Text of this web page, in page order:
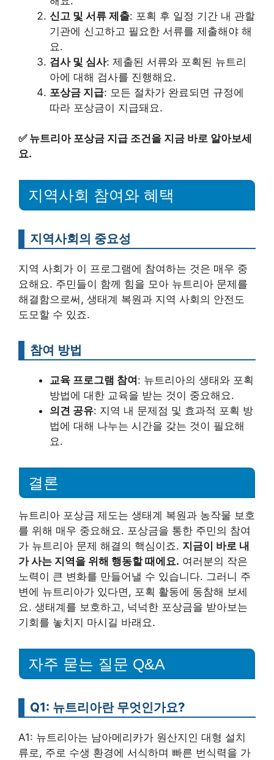
신고 및 서류 제출: 포획 후 일정 기간 내 관할
기관에 신고하고 필요한 서류를 제출해야 해
요.
검사 및 심사: 제출된 서류와 포획된 뉴트리
아에 대해 검사를 진행해요.
포상금 지급: 모든 절차가 완료되면 규정에
따라 포상금이 지급돼요.
✅ 뉴트리아 포상금 지급 조건을 지금 바로 알아보세
요.
지역사회 참여와 혜택
지역사회의 중요성
지역 사회가 이 프로그램에 참여하는 것은 매우 중
요해요. 주민들이 함께 힘을 모아 뉴트리아 문제를
해결함으로써, 생태계 복원과 지역 사회의 안전도
도모할 수 있죠.
참여 방법
교육 프로그램 참여 : 뉴트리아의 생태와 포획
방법에 대한 교육을 받는 것이 중요해요.
의견 공유: 지역 내 문제점 및 효과적 포획 방
법에 대해 나누는 시간을 갖는 것이 필요해
요.
결론
뉴트리아 포상금 제도는 생태계 복원과 농작물 보호
를 위해 매우 중요해요. 포상금을 통한 주민의 참여
가 뉴트리아 문제 해결의 핵심이죠. 지금이 바로 내
가 사는 지역을 위해 행동할 때에요. 여러분의 작은
노력이 큰 변화를 만들어낼 수 있습니다. 그러니 주
변에 뉴트리아가 있다면, 포획 활동에 동참해 보세
요. 생태계를 보호하고, 넉넉한 포상금을 받아보는
기회를 놓치지 마시길 바래요.
자주 묻는 질문 Q&A
Q1: 뉴트리아란 무엇인가요?
A1: 뉴트리아는 남아메리카가 원산지인 대형 설치
류로, 주로 수생 환경에 서식하며 빠른 번식력을 가